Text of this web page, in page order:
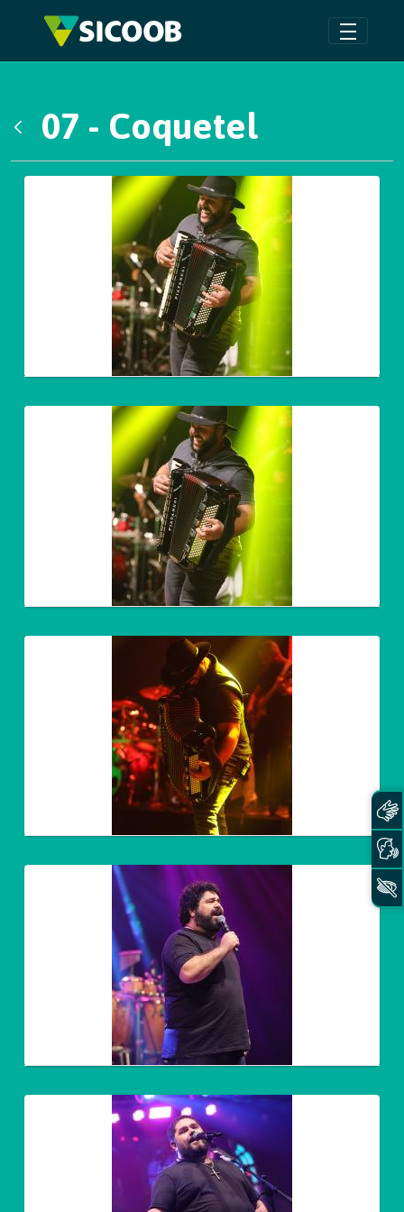
Pular para o Conteúdo principal
07 - Coquetel
Galeria de Mídias